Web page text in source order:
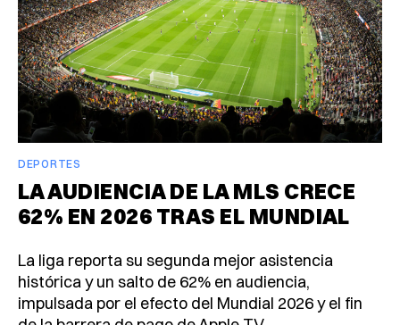
DEPORTES
LA AUDIENCIA DE LA MLS CRECE
62% EN 2026 TRAS EL MUNDIAL
La liga reporta su segunda mejor asistencia
histórica y un salto de 62% en audiencia,
impulsada por el efecto del Mundial 2026 y el fin